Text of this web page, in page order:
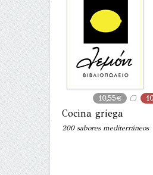
10,55€
Cocina griega
200 sabores mediterráneos